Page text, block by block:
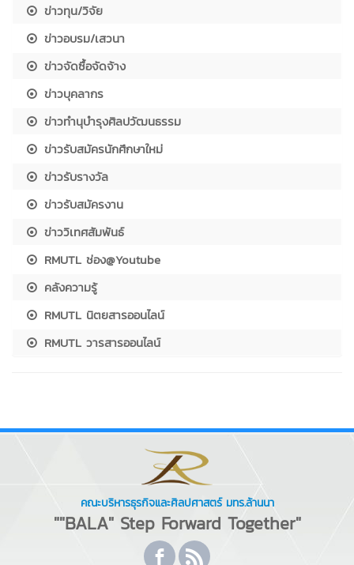
ข่าวทุน/วิจัย
ข่าวอบรม/เสวนา
ข่าวจัดซื้อจัดจ้าง
ข่าวบุคลากร
ข่าวทำนุบำรุงศิลปวัฒนธรรม
ข่าวรับสมัครนักศึกษาใหม่
ข่าวรับรางวัล
ข่าวรับสมัครงาน
ข่าววิเทศสัมพันธ์
RMUTL ช่อง@Youtube
คลังความรู้
RMUTL นิตยสารออนไลน์
RMUTL วารสารออนไลน์
คณะบริหารธุรกิจและศิลปศาสตร์ มทร.ล้านนา
""BALA" Step Forward Together"